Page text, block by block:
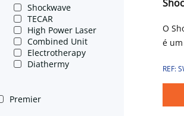
Shockwave
TECAR
High Power Laser
Combined Unit
Electrotherapy
Diathermy
Premier
O
é
REF: